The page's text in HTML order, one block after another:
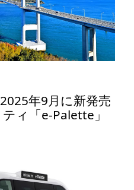
年9月に新発売
ィ「e-Palette」